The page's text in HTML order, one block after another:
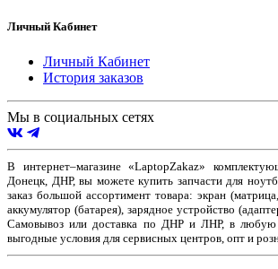
Личный Кабинет
Личный Кабинет
История заказов
Мы в социальных сетях
В интернет–магазине «LaptopZakaz»
Донецк, ДНР, вы можете купить запчасти для
заказ большой ассортимент товара: экран
аккумулятор (батарея), зарядное устройство
Самовывоз или доставка по ДНР и ЛНР, в
выгодные условия для сервисных центров, опт и